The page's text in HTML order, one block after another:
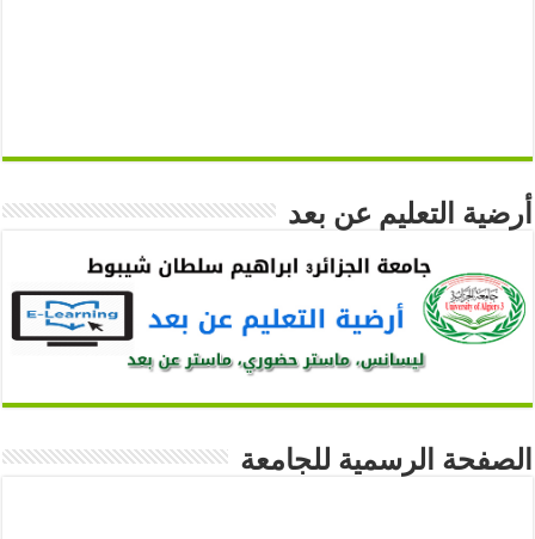
أرضية التعليم عن بعد
الصفحة الرسمية للجامعة